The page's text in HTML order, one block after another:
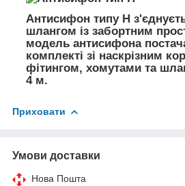
Антисифон типу H
шлангом із забортним
модель антисифона
комплекті зі наскрізним
фітингом, хомутами та
4 м.
Приховати
Умови доставки
Нова Пошта